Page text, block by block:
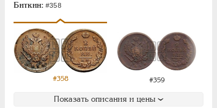
Биткин: #358
#358 #359
Показать описания и цены
НИКОЛАЙ I 1826-1855
АЛЕКСАНДР II 1855-1881
АЛЕКСАНДР III 1881-1894
НИКОЛАЙ II 1894-1917
ВРЕМЕННОЕ ПРАВ. 1917-1918
ИНОСТРАННЫЕ
1768-1918